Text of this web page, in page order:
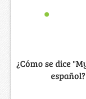
¿Cómo se dice